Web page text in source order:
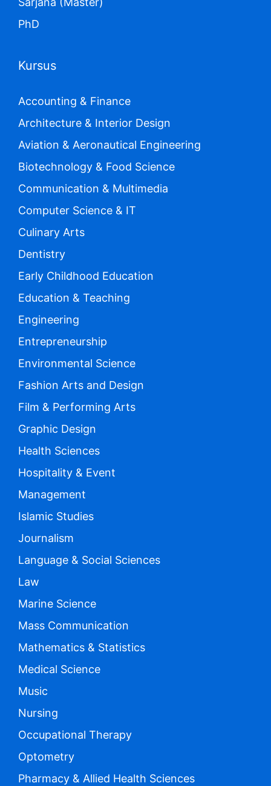
PhD
Kursus
Accounting & Finance
Architecture & Interior Design
Aviation & Aeronautical Engineering
Biotechnology & Food Science
Communication & Multimedia
Computer Science & IT
Culinary Arts
Dentistry
Early Childhood Education
Education & Teaching
Engineering
Entrepreneurship
Environmental Science
Fashion Arts and Design
Film & Performing Arts
Graphic Design
Health Sciences
Hospitality & Event
Management
Islamic Studies
Journalism
Language & Social Sciences
Law
Marine Science
Mass Communication
Mathematics & Statistics
Medical Science
Music
Nursing
Occupational Therapy
Optometry
Pharmacy & Allied Health Sciences